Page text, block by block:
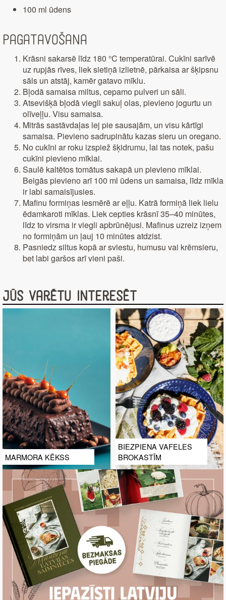
100 ml ūdens
Pagatavošana
Krāsni sakarsē līdz 180 °C temperatūrai. Cukīni sarīvē
uz rupjās rīves, liek sietiņā izlietnē, pārkaisa ar šķipsnu
sāls un atstāj, kamēr gatavo mīklu.
Bļodā samaisa miltus, cepamo pulveri un sāli.
Atsevišķā bļodā viegli sakuļ olas, pievieno jogurtu un
olīveļļu. Visu samaisa.
Mitrās sastāvdaļas lej pie sausajām, un visu kārtīgi
samaisa. Pievieno sadrupinātu kazas sieru un oregano.
No cukīni ar roku izspiež šķidrumu, lai tas notek, pašu
cukīni pievieno mīklai.
Saulē kaltētos tomātus sakapā un pievieno mīklai.
Beigās pievieno arī 100 ml ūdens un samaisa, līdz mīkla
ir labi samaisījusies.
Mafinu formiņas iesmērē ar eļļu. Katrā formiņā liek lielu
ēdamkaroti mīklas. Liek cepties krāsnī 35–40 minūtes,
līdz to virsma ir viegli apbrūnējusi. Mafinus uzreiz izņem
no formiņām un ļauj 10 minūtes atdzist.
Pasniedz siltus kopā ar sviestu, humusu vai krēmsieru,
bet labi garšos arī vieni paši.
Jūs varētu interesēt
MARMORA KĒKSS
BIEZPIENA VAFELES
BROKASTĪM